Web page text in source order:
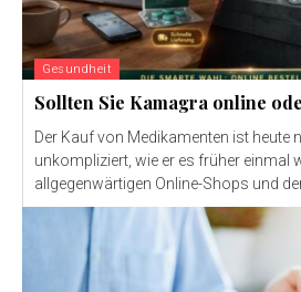
Gesundheit
Sollten Sie Kamagra online
Der Kauf von Medikamenten ist heute
unkompliziert, wie er es früher einmal
allgegenwärtigen Online-Shops und der